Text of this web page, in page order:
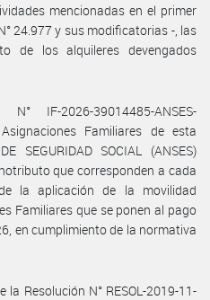
mencionadas en el primer
24.977 y sus modificatorias -, las
de los alquileres devengados
IF-2026-39014485-ANSES-
Familiares de esta
SEGURIDAD SOCIAL (ANSES)
que corresponden a cada
la aplicación de la movilidad
Familiares que se ponen al pago
en cumplimiento de la normativa
la Resolución N° RESOL-2019-11-